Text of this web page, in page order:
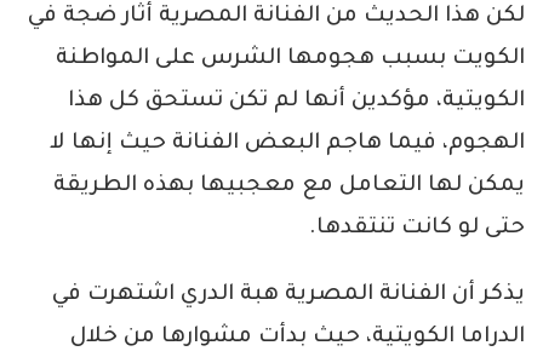
لكن هذا الحديث من الفنانة المصرية أثار ضجة في
الكويت بسبب هجومها الشرس على المواطنة
الكويتية، مؤكدين أنها لم تكن تستحق كل هذا
الهجوم، فيما هاجم البعض الفنانة حيث إنها لا
يمكن لها التعامل مع معجبيها بهذه الطريقة
حتى لو كانت تنتقدها.
يذكر أن الفنانة المصرية هبة الدري اشتهرت في
الدراما الكويتية، حيث بدأت مشوارها من خلال